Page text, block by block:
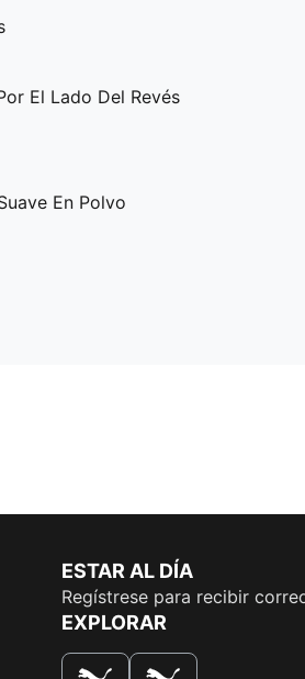
El Lado Del Revés
En Polvo
ESTAR AL DÍA
Regístrese para recibir
EXPLORAR